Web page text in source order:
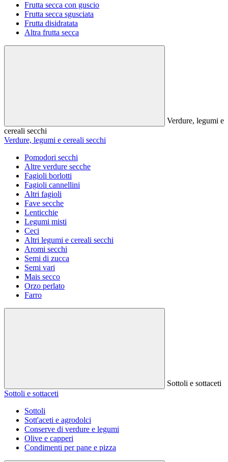
Frutta secca con guscio
Frutta secca sgusciata
Frutta disidratata
Altra frutta secca
Verdure, legumi e
cereali secchi
Verdure, legumi e cereali secchi
Pomodori secchi
Altre verdure secche
Fagioli borlotti
Fagioli cannellini
Altri fagioli
Fave secche
Lenticchie
Legumi misti
Ceci
Altri legumi e cereali secchi
Aromi secchi
Semi di zucca
Semi vari
Mais secco
Orzo perlato
Farro
Sottoli e sottaceti
Sottoli e sottaceti
Sottoli
Sott'aceti e agrodolci
Conserve di verdure e legumi
Olive e capperi
Condimenti per pane e pizza